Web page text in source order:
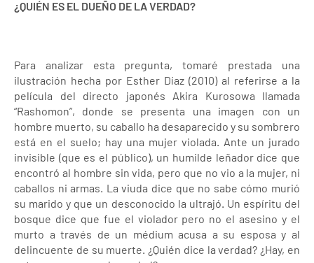
¿QUIÉN ES EL DUEÑO DE LA VERDAD?
Para analizar esta pregunta, tomaré prestada una
ilustración hecha por Esther Díaz (2010) al referirse a la
película del directo japonés Akira Kurosowa llamada
“Rashomon”, donde se presenta una imagen con un
hombre muerto, su caballo ha desaparecido y su sombrero
está en el suelo; hay una mujer violada. Ante un jurado
invisible (que es el público), un humilde leñador dice que
encontró al hombre sin vida, pero que no vio a la mujer, ni
caballos ni armas. La viuda dice que no sabe cómo murió
su marido y que un desconocido la ultrajó. Un espíritu del
bosque dice que fue el violador pero no el asesino y el
murto a través de un médium acusa a su esposa y al
delincuente de su muerte. ¿Quién dice la verdad? ¿Hay, en